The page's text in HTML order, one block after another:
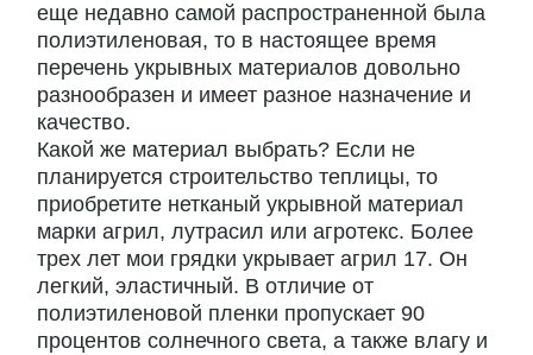
еще недавно самой распространенной была
полиэтиленовая, то в настоящее время
перечень укрывных материалов довольно
разнообразен и имеет разное назначение и
качество.
Какой же материал выбрать? Если не
планируется строительство теплицы, то
приобретите нетканый укрывной материал
марки агрил, лутрасил или агротекс. Более
трех лет мои грядки укрывает агрил 17. Он
легкий, эластичный. В отличие от
полиэтиленовой пленки пропускает 90
процентов солнечного света, а также влагу и